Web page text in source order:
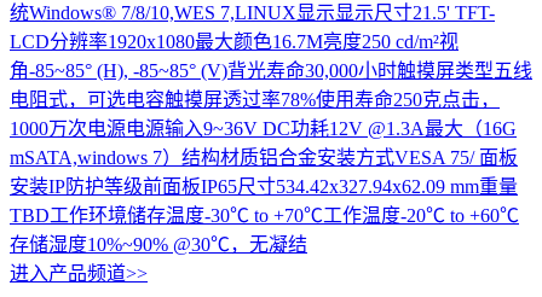
统Windows® 7/8/10,WES 7,LINUX显示显示尺寸21.5' TFT-
LCD分辨率1920x1080最大颜色16.7M亮度250 cd/m²视
角-85~85° (H), -85~85° (V)背光寿命30,000小时触摸屏类型五线
电阻式，可选电容触摸屏透过率78%使用寿命250克点击，
1000万次电源电源输入9~36V DC功耗12V @1.3A最大（16G
mSATA,windows 7）结构材质铝合金安装方式VESA 75/ 面板
安装IP防护等级前面板IP65尺寸534.42x327.94x62.09 mm重量
TBD工作环境储存温度-30℃ to +70℃工作温度-20℃ to +60℃
存储湿度10%~90% @30℃，无凝结
进入产品频道>>